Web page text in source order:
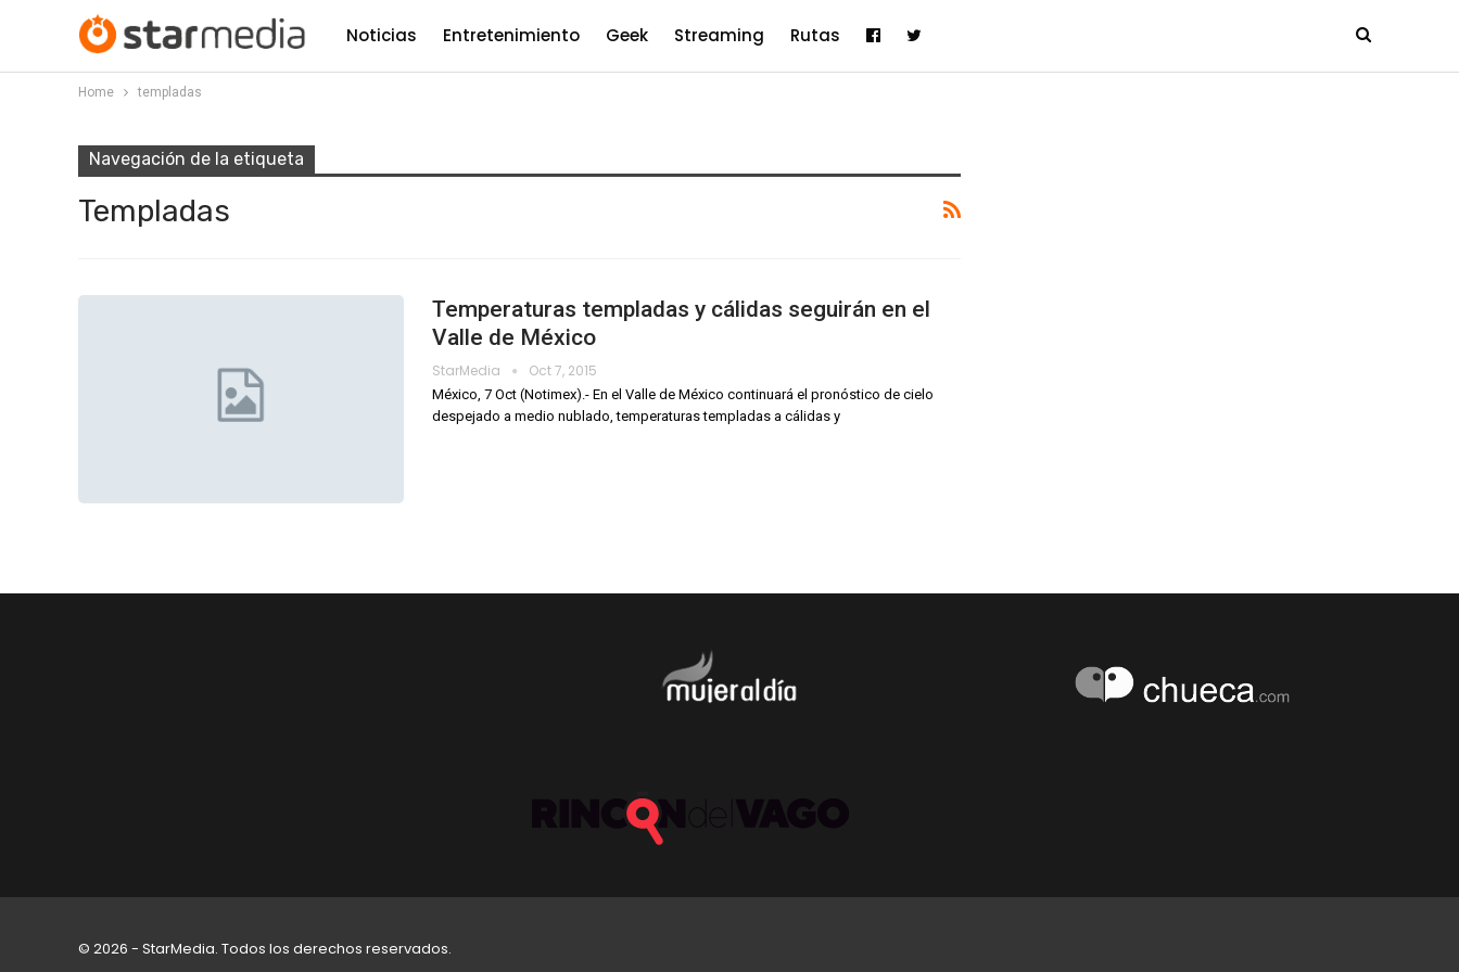
Noticias Entretenimiento Geek Streaming Rutas
Home templadas
Navegación de la etiqueta
Templadas
Temperaturas templadas y cálidas seguirán en el
Valle de México
StarMedia Oct 7, 2015
México, 7 Oct (Notimex).- En el Valle de México continuará el pronóstico de cielo
despejado a medio nublado, temperaturas templadas a cálidas y
© 2026 - StarMedia. Todos los derechos reservados.